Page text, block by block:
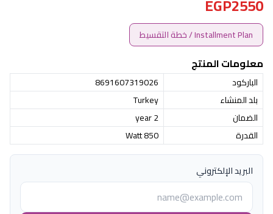
EGP2550
Installment Plan / خطة التقسيط
معلومات المنتج
الباركود
8691607319026
بلد المنشاء
Turkey
الضمان
2 year
القدرة
850 Watt
البريد الإلكتروني